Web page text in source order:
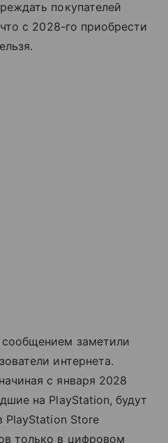
покупателей
с 2028-го приобрести
заметили
интернета.
с января 2028
на PlayStation, будут
PlayStation Store
только в цифровом